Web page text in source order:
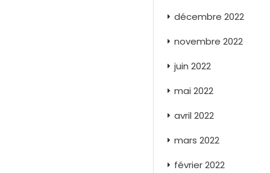
décembre 2022
novembre 2022
juin 2022
mai 2022
avril 2022
mars 2022
février 2022